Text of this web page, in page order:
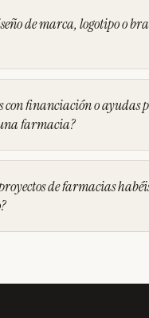
de marca, logotipo o
con financiación o ayudas
farmacia?
de farmacias